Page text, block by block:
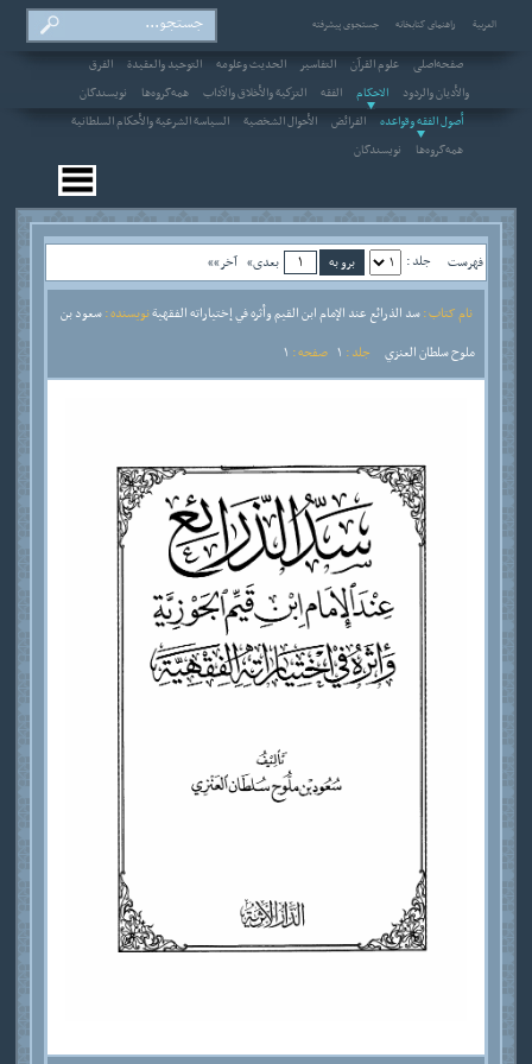
العربیة راهنمای کتابخانه جستجوی پیشرفته
صفحه‌اصلی علوم القرآن التفاسير الحديث وعلومه التوحيد والعقيدة
الفرق
والأديان والردود
الاحکام الفقه التزكية والأخلاق والآداب همه‌گروه‌ها
نویسندگان
أصول الفقه وقواعده
الفرائض الأحوال الشخصية
السياسة الشرعية والأحكام السلطانية
همه‌گروه‌ها
نویسندگان
فهرست جلد : بعدی» آخر»»
نام کتاب :سد الذرائع عند الإمام ابن القيم وأثره في إختياراته الفقهيةنویسنده :سعود بن
ملوح سلطان العنزي
جلد : صفحه :